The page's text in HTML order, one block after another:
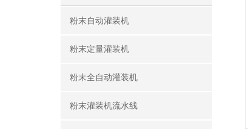
粉末自动灌装机
粉末定量灌装机
粉末全自动灌装机
粉末灌装机流水线